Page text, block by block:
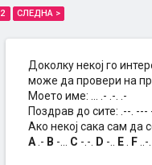
2 СЛЕДНА >
Доколку некој го
може да провери на
Моето име: ... .- .-. .-
Поздрав до сите: .--. ---
Ако некој сака сам да
A .- B -... C -.-. D -.. E F ..-.